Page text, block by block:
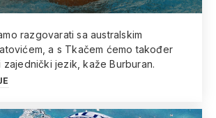
razgovarati sa australskim
a s Tkačem ćemo također
zajednički jezik, kaže Burburan.